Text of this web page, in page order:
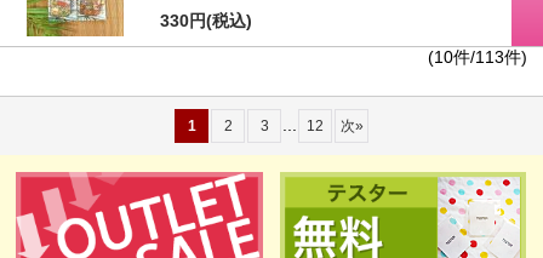
330円(税込)
(10件/113件)
1 2 3 ... 12 次»